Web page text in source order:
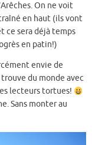
On ne voit
en haut (ils vont
ce sera déjà temps
en patin!)
envie de
du monde avec
lecteurs tortues!
Sans monter au